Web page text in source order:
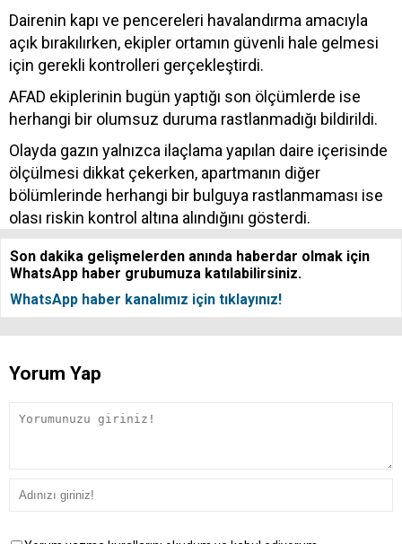
Dairenin kapı ve pencereleri havalandırma amacıyla
açık bırakılırken, ekipler ortamın güvenli hale gelmesi
için gerekli kontrolleri gerçekleştirdi.
AFAD ekiplerinin bugün yaptığı son ölçümlerde ise
herhangi bir olumsuz duruma rastlanmadığı bildirildi.
Olayda gazın yalnızca ilaçlama yapılan daire içerisinde
ölçülmesi dikkat çekerken, apartmanın diğer
bölümlerinde herhangi bir bulguya rastlanmaması ise
olası riskin kontrol altına alındığını gösterdi.
Son dakika gelişmelerden anında haberdar olmak için
WhatsApp haber grubumuza katılabilirsiniz.
WhatsApp haber kanalımız için tıklayınız!
Yorum Yap